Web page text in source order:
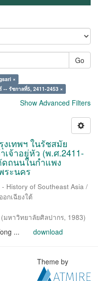
Go
×
รัชกาลที่5, 2411-2453 ×
Show Advanced Filters
เทพฯ ในรัชสมัย
จ้าอยู่หัว (พ.ศ.2411-
ถนนในกำแพง
ระนคร
History of Southeast Asia /
กเฉียงใต้
(มหาวิทยาลัยศิลปากร, 1983)
... download
Theme by